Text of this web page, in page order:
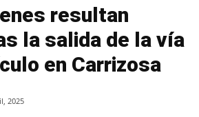
resultan
la salida de la vía
en Carrizosa
2025